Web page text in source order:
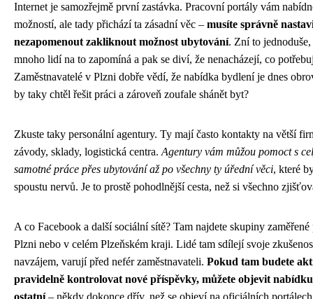
Internet je samozřejmě první zastávka. Pracovní portály vám
možností, ale tady přichází ta zásadní věc – musíte správně
nezapomenout zakliknout možnost ubytování. Zní to jednoduše,
mnoho lidí na to zapomíná a pak se diví, že nenacházejí, co
Zaměstnavatelé v Plzni dobře vědí, že nabídka bydlení je dnes
by taky chtěl řešit práci a zároveň zoufale shánět byt?
Zkuste taky personální agentury. Ty mají často kontakty na větší
závody, sklady, logistická centra.Agentury vám můžou pomoct s
samotné práce přes ubytování až po všechny ty úřední věci, které
spoustu nervů. Je to prostě pohodlnější cesta, než si všechno
A co Facebook a další sociální sítě? Tam najdete skupiny
Plzni nebo v celém Plzeňském kraji. Lidé tam sdílejí svoje
navzájem, varují před nefér zaměstnavateli. Pokud tam budete
pravidelně kontrolovat nové příspěvky, můžete objevit